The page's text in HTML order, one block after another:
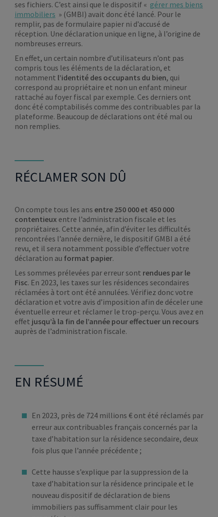
ses fichiers. C’est ainsi que le dispositif « gérer mes biens
immobiliers » (GMBI) avait donc été lancé. Pour le
remplir, pas de formulaire papier ni d’accusé de
réception. Une déclaration unique en ligne, à l’origine de
nombreuses erreurs.
En effet, un certain nombre d’utilisateurs n’ont pas
compris tous les éléments de la déclaration, et
notamment l’identité des occupants du bien, qui
correspond au propriétaire et non un enfant mineur
rattaché au foyer fiscal par exemple. Ces derniers ont
donc été comptabilisés comme des contribuables par la
plateforme. Beaucoup de déclarations ont été mal ou
non remplies.
RÉCLAMER SON DÛ
On compte tous les ans entre 250 000 et 450 000
contentieux entre l’administration fiscale et les
propriétaires. Cette année, afin d’éviter les difficultés
rencontrées l’année dernière, le dispositif GMBI a été
revu, et il sera notamment possible d’effectuer votre
déclaration au format papier.
Les sommes prélevées par erreur sont rendues par le
Fisc. En 2023, les taxes sur les résidences secondaires
réclamées à tort ont été annulées. Vérifiez donc votre
déclaration et votre avis d’imposition afin de déceler une
éventuelle erreur et réclamer le trop-perçu. Vous avez en
effet jusqu’à la fin de l’année pour effectuer un recours
auprès de l’administration fiscale.
EN RÉSUMÉ
En 2023, près de 724 millions € ont été réclamés par
erreur aux contribuables français concernés par la
taxe d’habitation sur la résidence secondaire, deux
fois plus que l’année précédente ;
Cette hausse s’explique par la suppression de la
taxe d’habitation sur la résidence principale et le
nouveau dispositif de déclaration de biens
immobiliers pas suffisamment clair pour les